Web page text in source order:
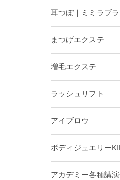
耳つぼ｜ミミラブ
まつげエクステ
増毛エクステ
ラッシュリフト
アイブロウ
ボディジュエリー
アカデミー各種講